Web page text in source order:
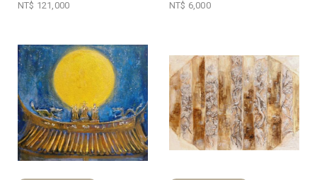
NT$ 121,000 NT$ 6,000